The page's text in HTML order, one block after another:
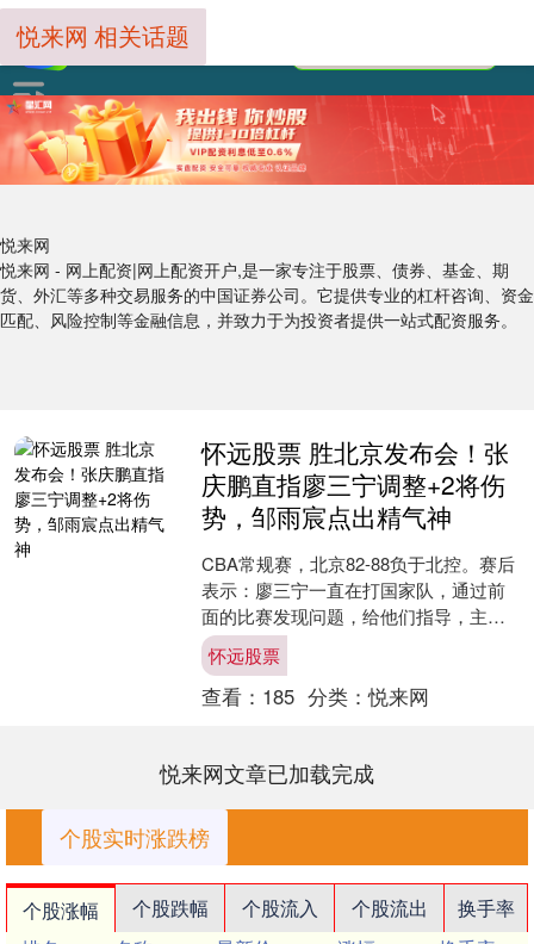
悦来网
悦来网 - 网上配资|网上配资开户,是一家专注于股票、债券、基金、期
货、外汇等多种交易服务的中国证券公司。它提供专业的杠杆咨询、资金
匹配、风险控制等金融信息，并致力于为投资者提供一站式配资服务。
悦来网 相关话题
怀远股票 胜北京发布会！张
庆鹏直指廖三宁调整+2将伤
势，邹雨宸点出精气神
CBA常规赛，北京82-88负于北控。赛后
表示：廖三宁一直在打国家队，通过前
面的比赛发现问题，给他们指导，主要
在心理。这场廖三宁算是被死草了怀远
股票，全场打了3....
怀远股票
查看： 185 分类：悦来网
悦来网文章已加载完成
个股实时涨跌榜
个股涨幅 个股跌幅 个股流入 个股流出
换手率